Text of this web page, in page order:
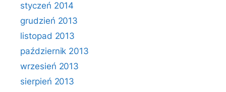
styczeń 2014
grudzień 2013
listopad 2013
październik 2013
wrzesień 2013
sierpień 2013